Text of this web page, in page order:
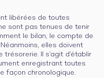
libérées de toutes
sont pas tenues de tenir
le bilan, le compte de
elles doivent
trésorerie. Il s’agit d’établir
enregistrant toutes
façon chronologique.